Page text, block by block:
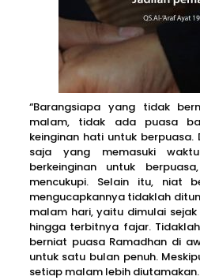
“Barangsiapa yang tidak
malam, tidak ada puasa
keinginan hati untuk berpuasa.
saja yang memasuki
berkeinginan untuk
mencukupi. Selain itu, niat
mengucapkannya tidaklah
malam hari, yaitu dimulai
hingga terbitnya fajar.
berniat puasa Ramadhan di
untuk satu bulan penuh.
setiap malam lebih diutamakan.